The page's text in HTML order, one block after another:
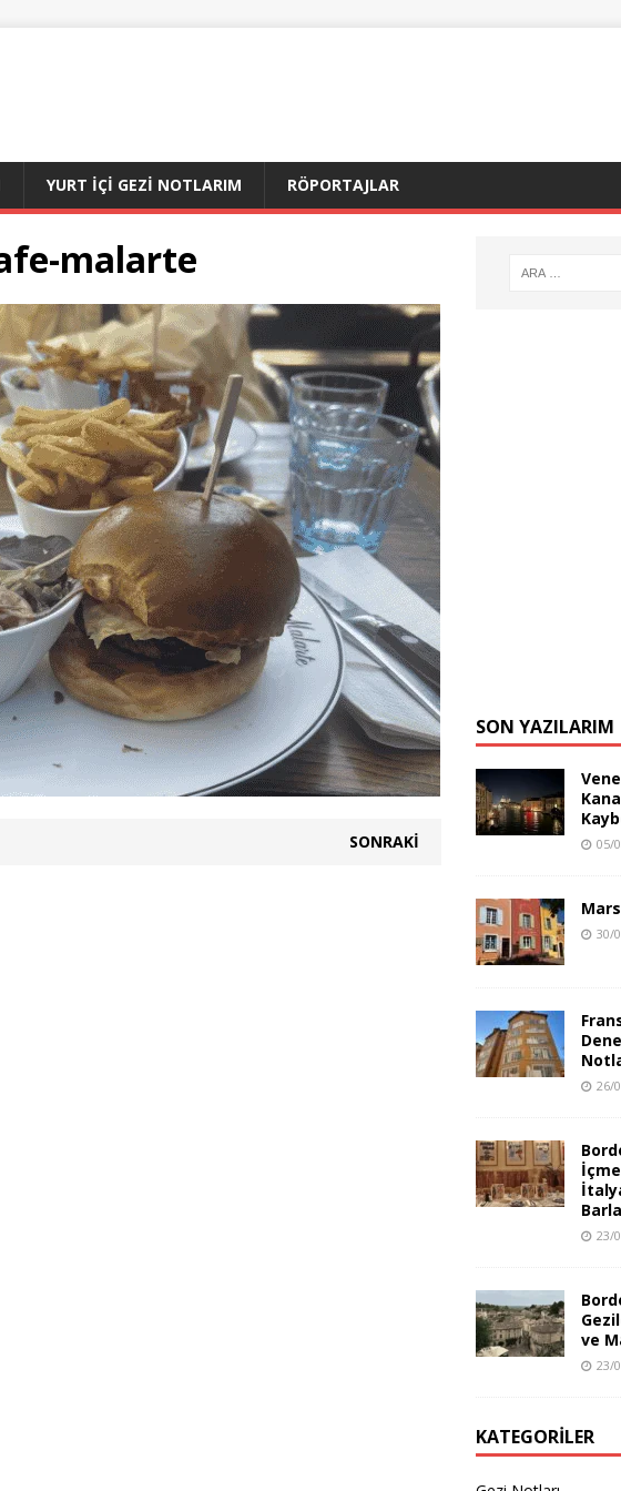
YURT İÇI GEZI NOTLARIM RÖPORTAJLAR
malarte
SONRAKI
SON YAZILARIM
05/
30/
26/
23/
ve
23/
KATEGORILER